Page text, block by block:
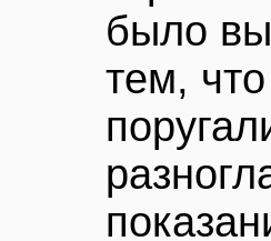
было
тем,